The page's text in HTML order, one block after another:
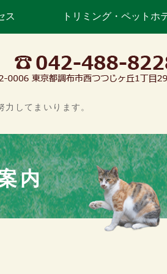
してまいります。
ス トリミング・ペットホ
内